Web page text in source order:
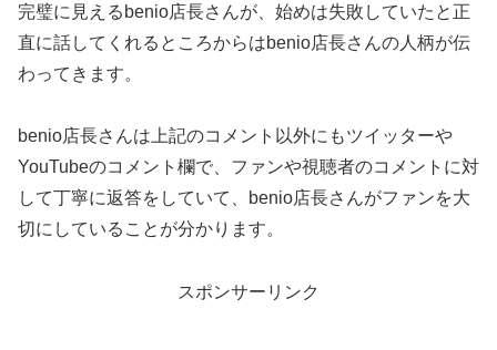
完璧に見えるbenio店長さんが、始めは失敗していたと正
直に話してくれるところからはbenio店長さんの人柄が伝
わってきます。
benio店長さんは上記のコメント以外にもツイッターや
YouTubeのコメント欄で、ファンや視聴者のコメントに対
して丁寧に返答をしていて、benio店長さんがファンを大
切にしていることが分かります。
スポンサーリンク